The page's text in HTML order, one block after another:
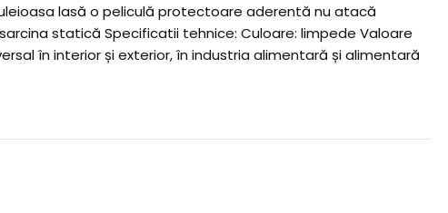
lasă o peliculă protectoare aderentă nu atacă
statică Specificatii tehnice: Culoare: limpede Valoare
în interior și exterior, în industria alimentară și alimentară